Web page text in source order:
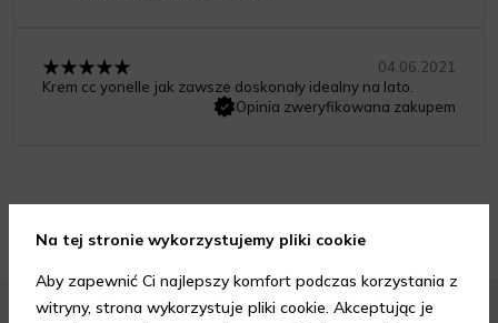
04.06.2021
Krem cc yonelle jak zawsze doskonały idealny na lato.
Opinia zweryfikowana zakupem
Na tej stronie wykorzystujemy pliki cookie
Aby zapewnić Ci najlepszy komfort podczas korzystania z
witryny, strona wykorzystuje pliki cookie. Akceptując je